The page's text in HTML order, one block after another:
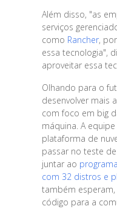
Além disso, "as
serviços
como Rancher,
essa tecnologia",
aproveitar essa
Olhando para o
desenvolver mais
com foco em big
máquina. A
plataforma de
passar no teste
juntar ao
com 32 distros e
também
código para a